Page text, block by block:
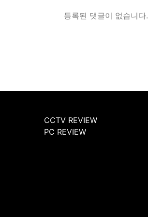
등록된 댓글이 없습니다.
CCTV REVIEW
PC REVIEW